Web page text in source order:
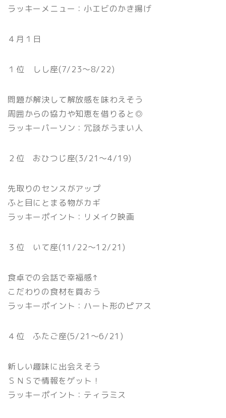
ラッキーメニュー：小エビのかき揚げ
４月１日
１位 しし座(7/23〜8/22)
問題が解決して解放感を味わえそう
周囲からの協力や知恵を借りると◎
ラッキーパーソン：冗談がうまい人
２位 おひつじ座(3/21〜4/19)
先取りのセンスがアップ
ふと目にとまる物がカギ
ラッキーポイント：リメイク映画
３位 いて座(11/22〜12/21)
食卓での会話で幸福感↑
こだわりの食材を買おう
ラッキーポイント：ハート形のピアス
４位 ふたご座(5/21〜6/21)
新しい趣味に出会えそう
ＳＮＳで情報をゲット！
ラッキーポイント：ティラミス